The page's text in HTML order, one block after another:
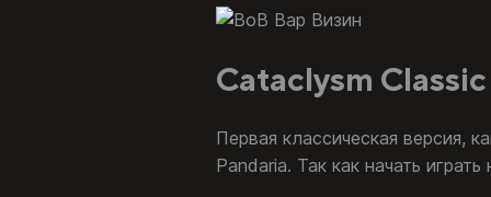
Cataclysm
Первая классическая версия,
Pandaria. Так как начать